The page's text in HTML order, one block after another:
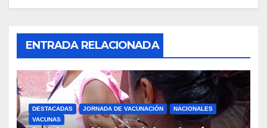
ENTRADA RELACIONADA
DESTACADAS JORNADA DE VACUNACIÓN
NACIONALES
VACUNAS